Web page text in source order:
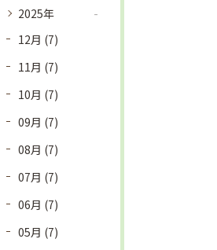
2025年
12月 (7)
11月 (7)
10月 (7)
09月 (7)
08月 (7)
07月 (7)
06月 (7)
05月 (7)